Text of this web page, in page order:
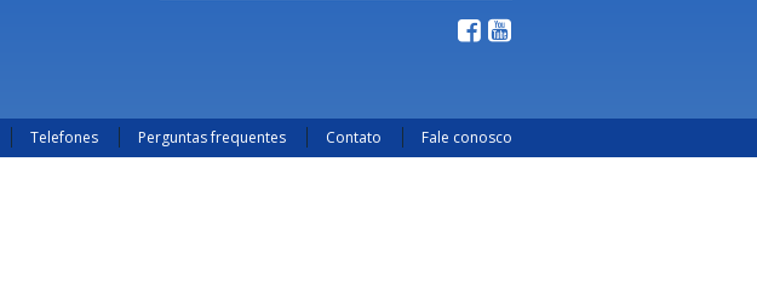
Telefones Perguntas frequentes Contato Fale conosco